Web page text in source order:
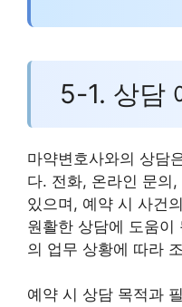
5-1. 상담
마약변호사와의 상담
다. 전화, 온라인 문의
있으며, 예약 시 사건
원활한 상담에 도움이
의 업무 상황에 따라
예약 시 상담 목적과